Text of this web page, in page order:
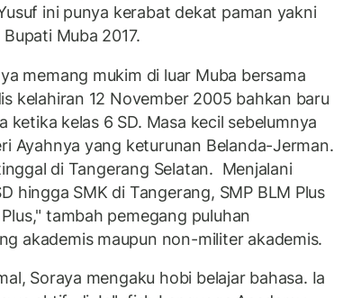
ini punya kerabat dekat paman yakni
Muba 2017.
memang mukim di luar Muba bersama
kelahiran 12 November 2005 bahkan baru
ketika kelas 6 SD. Masa kecil sebelumnya
Ayahnya yang keturunan Belanda-Jerman.
di Tangerang Selatan. Menjalani
hingga SMK di Tangerang, SMP BLM Plus
tambah pemegang puluhan
akademis maupun non-militer akademis.
Soraya mengaku hobi belajar bahasa. Ia